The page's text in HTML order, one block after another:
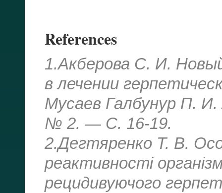
References
1.Акберова С. И.
в лечении
Мусаев Галбунур П.
№ 2. — С. 16-19.
2.Дегтяренко Т. В.
реактивності
рецидивуючого